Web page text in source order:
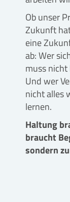
Ob unser
Zukunft
eine
ab: Wer
muss
Und wer
nicht alles
lernen.
Haltung
braucht
sondern